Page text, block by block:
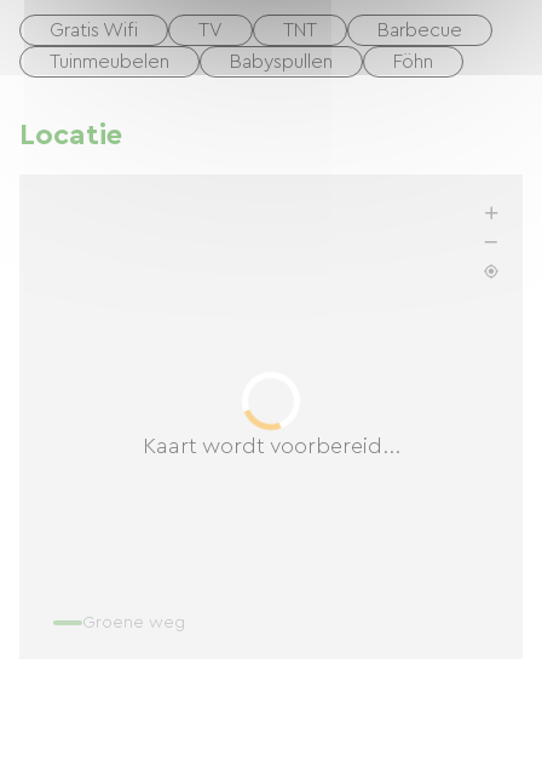
Gratis Wifi TV TNT
Barbecue
Tuinmeubelen
Babyspullen Föhn
Locatie
Kaart wordt voorbereid...
Groene weg